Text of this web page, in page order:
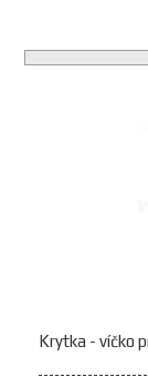
Krytka - víčko